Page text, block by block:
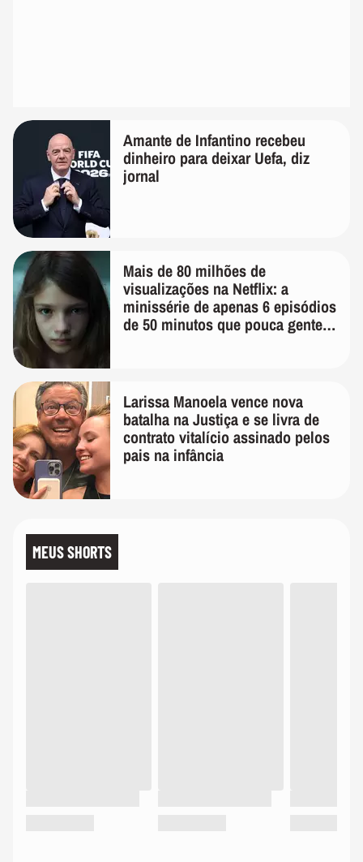
Amante de Infantino recebeu
dinheiro para deixar Uefa, diz
jornal
Mais de 80 milhões de
visualizações na Netflix: a
minissérie de apenas 6 episódios
de 50 minutos que pouca gente
Larissa Manoela vence nova
batalha na Justiça e se livra de
contrato vitalício assinado pelos
pais na infância
MEUS SHORTS